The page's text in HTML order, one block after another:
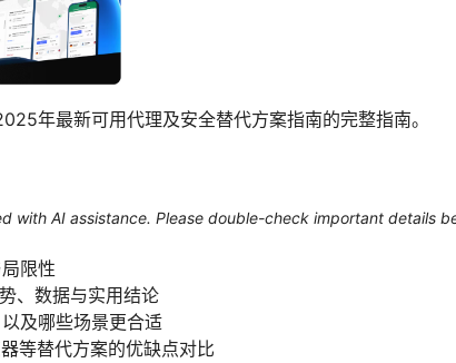
年最新可用代理及安全替代方案指南的完整指南。
with AI assistance. Please double-check important details
限性
、数据与实用结论
及哪些场景更合适
等替代方案的优缺点对比